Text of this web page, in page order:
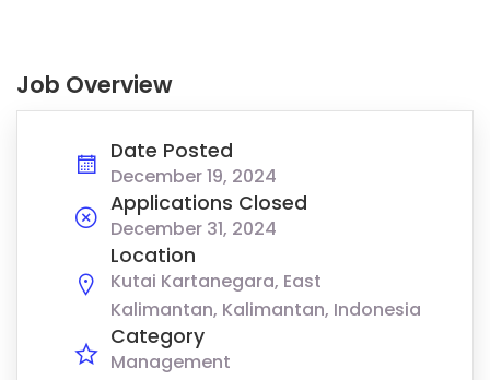
Job Overview
Date Posted
December 19, 2024
Applications Closed
December 31, 2024
Location
Kutai Kartanegara, East
Kalimantan, Kalimantan, Indonesia
Category
Management